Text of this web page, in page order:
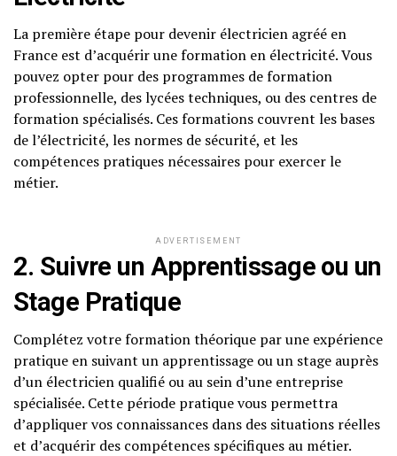
La première étape pour devenir électricien agréé en
France est d’acquérir une formation en électricité. Vous
pouvez opter pour des programmes de formation
professionnelle, des lycées techniques, ou des centres de
formation spécialisés. Ces formations couvrent les bases
de l’électricité, les normes de sécurité, et les
compétences pratiques nécessaires pour exercer le
métier.
ADVERTISEMENT
2. Suivre un Apprentissage ou un
Stage Pratique
Complétez votre formation théorique par une expérience
pratique en suivant un apprentissage ou un stage auprès
d’un électricien qualifié ou au sein d’une entreprise
spécialisée. Cette période pratique vous permettra
d’appliquer vos connaissances dans des situations réelles
et d’acquérir des compétences spécifiques au métier.